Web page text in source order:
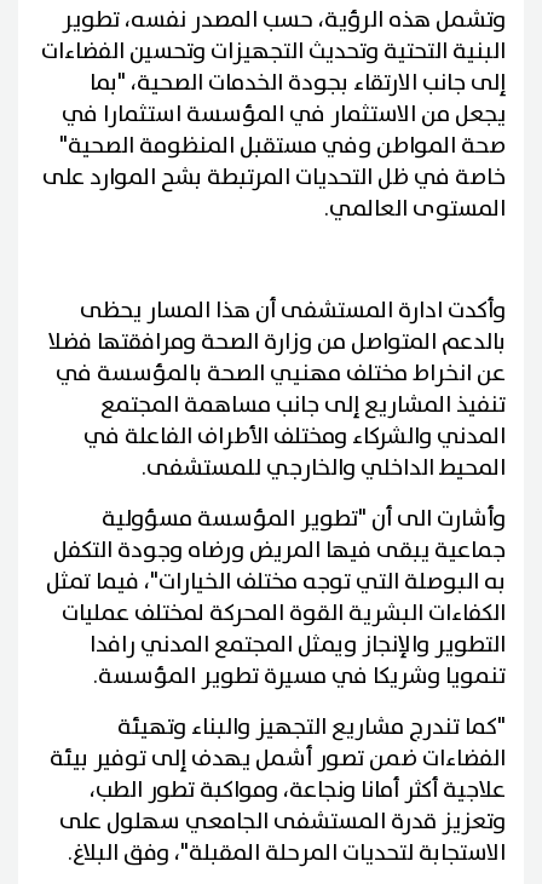
وتشمل هذه الرؤية، حسب المصدر نفسه، تطوير
البنية التحتية وتحديث التجهيزات وتحسين الفضاءات
إلى جانب الارتقاء بجودة الخدمات الصحية، "بما
يجعل من الاستثمار في المؤسسة استثمارا في
صحة المواطن وفي مستقبل المنظومة الصحية"
خاصة في ظل التحديات المرتبطة بشح الموارد على
المستوى العالمي.
وأكدت ادارة المستشفى أن هذا المسار يحظى
بالدعم المتواصل من وزارة الصحة ومرافقتها فضلا
عن انخراط مختلف مهنيي الصحة بالمؤسسة في
تنفيذ المشاريع إلى جانب مساهمة المجتمع
المدني والشركاء ومختلف الأطراف الفاعلة في
المحيط الداخلي والخارجي للمستشفى.
وأشارت الى أن "تطوير المؤسسة مسؤولية
جماعية يبقى فيها المريض ورضاه وجودة التكفل
به البوصلة التي توجه مختلف الخيارات"، فيما تمثل
الكفاءات البشرية القوة المحركة لمختلف عمليات
التطوير والإنجاز ويمثل المجتمع المدني رافدا
تنمويا وشريكا في مسيرة تطوير المؤسسة.
"كما تندرج مشاريع التجهيز والبناء وتهيئة
الفضاءات ضمن تصور أشمل يهدف إلى توفير بيئة
علاجية أكثر أمانا ونجاعة، ومواكبة تطور الطب،
وتعزيز قدرة المستشفى الجامعي سهلول على
الاستجابة لتحديات المرحلة المقبلة"، وفق البلاغ.